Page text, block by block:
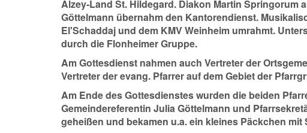
Alzey-Land St. Hildegard. Diakon Martin Springorum
Göttelmann übernahm den Kantorendienst.
El'Schaddaj und dem KMV Weinheim umrahmt.
durch die Flonheimer Gruppe.
Am Gottesdienst nahmen auch Vertreter der
Vertreter der evang. Pfarrer auf dem Gebiet der
Am Ende des Gottesdienstes wurden die beiden
Gemeindereferentin Julia Göttelmann und
geheißen und bekamen u.a. ein kleines Päckchen